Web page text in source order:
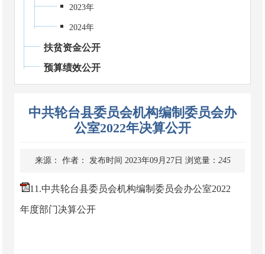
2023年
2024年
扶贫资金公开
预算绩效公开
中共轮台县委员会机构编制委员会办
公室2022年决算公开
来源： 作者： 发布时间 2023年09月27日 浏览量： 245
11.中共轮台县委员会机构编制委员会办公室2022
年度部门决算公开